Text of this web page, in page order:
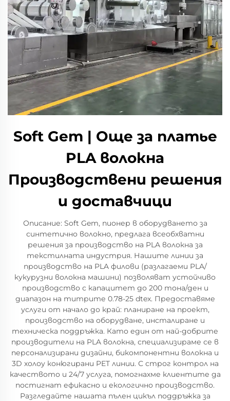
Soft Gem | Още за платье
PLA волокна
Производствени решения
и доставчици
Описание: Soft Gem, пионер в оборудването за
синтетично волокно, предлага всеобхватни
решения за производство на PLA волокна за
текстилната индустрия. Нашите линии за
производство на PLA филови (разлагаеми PLA/
кукурузни волокна машини) позволяват устойчиво
производство с капацитет до 200 тона/ден и
диапазон на титрите 0.78-25 dtex. Предоставяме
услуги от начало до край: планиране на проект,
производство на оборудване, инсталиране и
техническа поддръжка. Като един от най-добрите
производители на PLA волокна, специализираме се в
персонализирани дизайни, бикомпонентни волокна и
3D холоу конюгирани PET линии. С строг контрол на
качеството и 24/7 услуга, помогнахме клиентите да
постигнат ефикасно и екологично производство.
Разгледайте нашата пълен цикъл поддръжка за